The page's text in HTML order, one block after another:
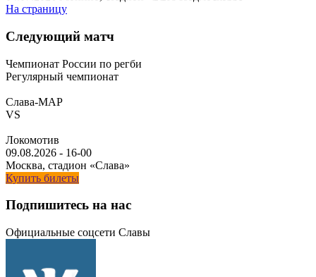
На страницу
Следующий матч
Чемпионат России по регби
Регулярный чемпионат
Слава-МАР
VS
Локомотив
09.08.2026 - 16-00
Москва, стадион «Слава»
Купить билеты
Подпишитесь на нас
Официальные соцсети Славы